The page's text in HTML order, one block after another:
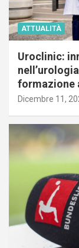
ATTUALITÀ
Uroclinic:
formazione
Dicembre 11,